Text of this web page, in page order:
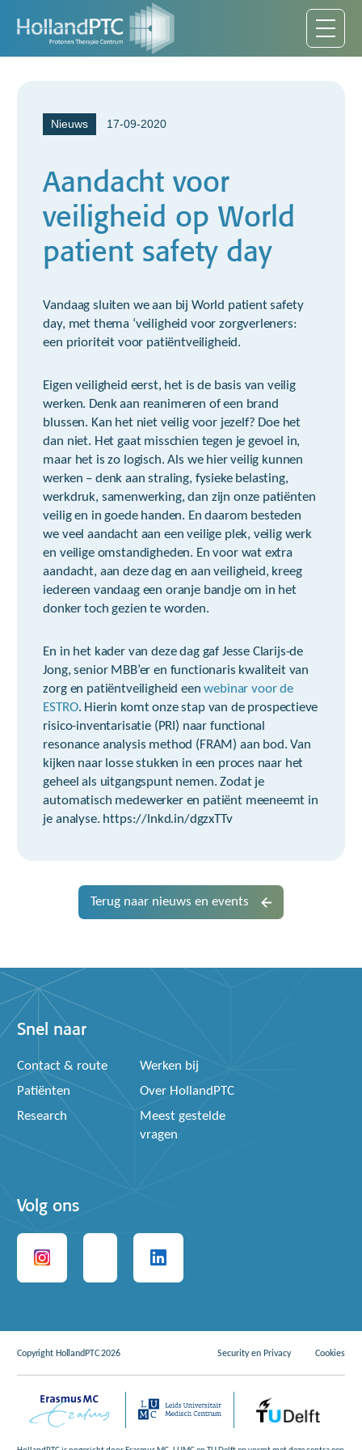
Nieuws 17-09-2020
Aandacht voor
veiligheid op World
patient safety day
Vandaag sluiten we aan bij World patient safety
day, met thema ‘veiligheid voor zorgverleners:
een prioriteit voor patiëntveiligheid.
Eigen veiligheid eerst, het is de basis van veilig
werken. Denk aan reanimeren of een brand
blussen. Kan het niet veilig voor jezelf? Doe het
dan niet. Het gaat misschien tegen je gevoel in,
maar het is zo logisch. Als we hier veilig kunnen
werken – denk aan straling, fysieke belasting,
werkdruk, samenwerking, dan zijn onze patiënten
veilig en in goede handen. En daarom besteden
we veel aandacht aan een veilige plek, veilig werk
en veilige omstandigheden. En voor wat extra
aandacht, aan deze dag en aan veiligheid, kreeg
iedereen vandaag een oranje bandje om in het
donker toch gezien te worden.
En in het kader van deze dag gaf Jesse Clarijs-de
Jong, senior MBB’er en functionaris kwaliteit van
zorg en patiëntveiligheid eenwebinar voor de
ESTRO. Hierin komt onze stap van de prospectieve
risico-inventarisatie (PRI) naar functional
resonance analysis method (FRAM) aan bod. Van
kijken naar losse stukken in een proces naar het
geheel als uitgangspunt nemen. Zodat je
automatisch medewerker en patiënt meeneemt in
je analyse. https://lnkd.in/dgzxTTv
Terug naar nieuws en events
Snel naar
Contact & route
Werken bij
Patiënten
Over HollandPTC
Research
Meest gestelde
vragen
Volg ons
Copyright HollandPTC 2026 Security en Privacy Cookies